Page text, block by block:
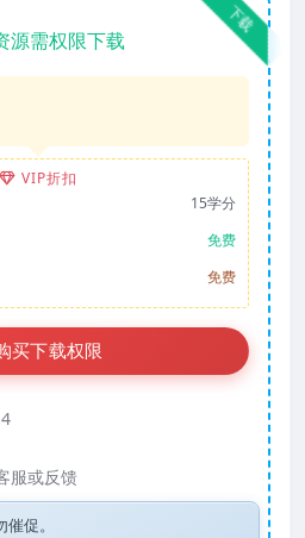
下载
源需权限下载
VIP折扣
15学分
免费
免费
买下载权限
服或反馈
促。